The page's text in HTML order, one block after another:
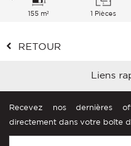
155 m² 1 Pièces
RETOUR
Liens
Recevez nos dernières
directement dans votre boîte